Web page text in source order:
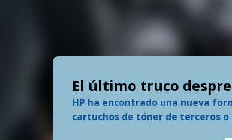
El último truco
HP ha encontrado una nueva
cartuchos de tóner de terceros